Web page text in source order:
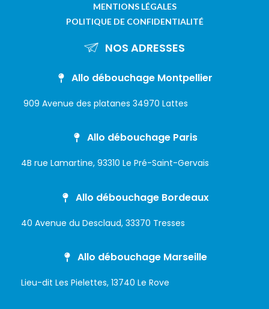
MENTIONS LÉGALES
POLITIQUE DE CONFIDENTIALITÉ
NOS ADRESSES
Allo débouchage Montpellier
909 Avenue des platanes 34970 Lattes
Allo débouchage Paris
4B rue Lamartine, 93310 Le Pré-Saint-Gervais
Allo débouchage Bordeaux
40 Avenue du Desclaud, 33370 Tresses
Allo débouchage Marseille
Lieu-dit Les Pielettes, 13740 Le Rove